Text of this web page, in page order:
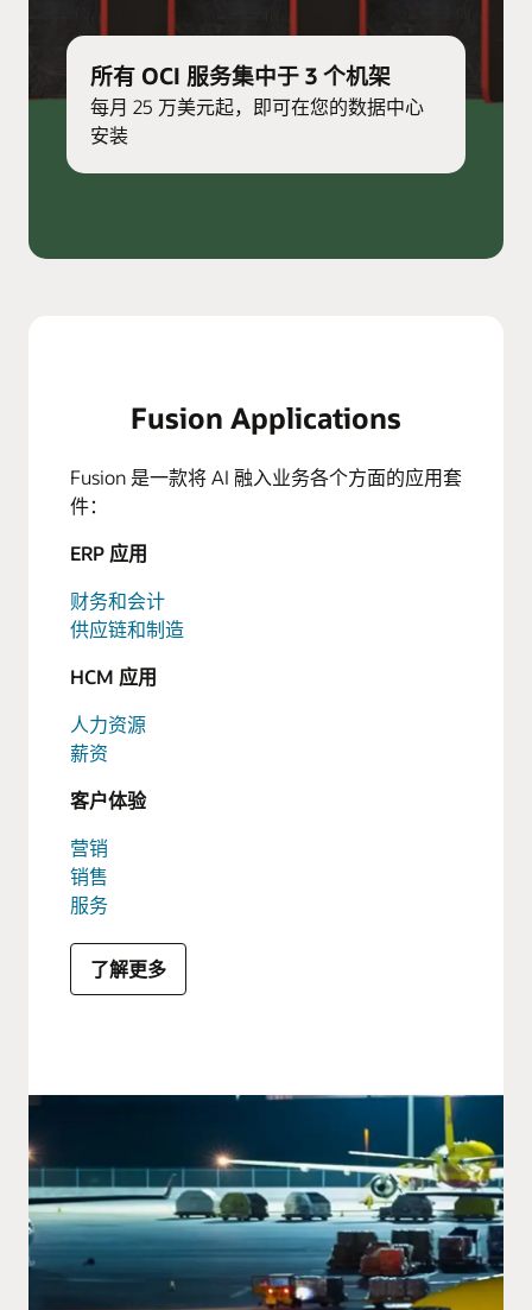
所有 OCI 服务集中于 3 个机架
每月 25 万美元起，即可在您的数据中心
安装
Fusion Applications
Fusion 是一款将 AI 融入业务各个方面的应用套
件：
ERP 应用
财务和会计
供应链和制造
HCM 应用
人力资源
薪资
客户体验
营销
销售
服务
了解更多